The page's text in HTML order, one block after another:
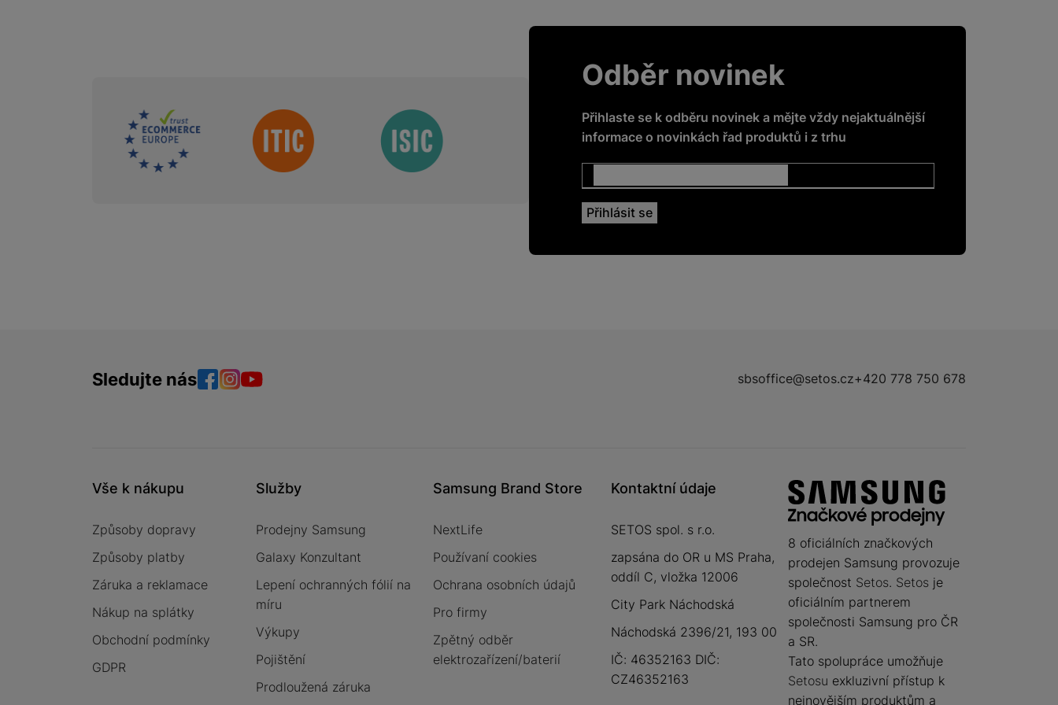
Sdružení
Odběr novinek
Přihlaste se k odběru novinek a mějte vždy nejaktuálnější
informace o novinkách řad produktů i z trhu
Sledujte nás sbsoffice@setos.cz+420 778 750 678
Vše k nákupu
Způsoby dopravy
Způsoby platby
Záruka a reklamace
Nákup na splátky
Obchodní podmínky
GDPR
Služby
Prodejny Samsung
Galaxy Konzultant
Lepení ochranných fólií na
míru
Výkupy
Pojištění
Prodloužená záruka
Samsung Brand Store
NextLife
Používaní cookies
Ochrana osobních údajů
Pro firmy
Zpětný odběr
elektrozařízení/baterií
Kontaktní údaje
SETOS spol. s r.o.
zapsána do OR u MS Praha,
oddíl C, vložka 12006
City Park Náchodská
Náchodská 2396/21, 193 00
IČ: 46352163 DIČ:
CZ46352163
8 oficiálních značkových
prodejen Samsung provozuje
společnost Setos. Setos je
oficiálním partnerem
společnosti Samsung pro ČR
a SR.
Tato spolupráce umožňuje
Setosu exkluzivní přístup k
nejnovějším produktům a